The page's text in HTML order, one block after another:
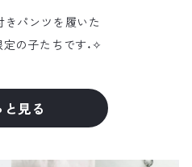
きパンツを履いた
定の子たちです˖✧
と見る